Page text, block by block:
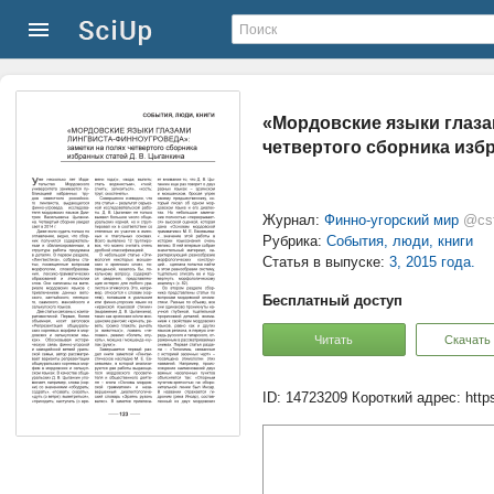
«Мордовские языки
четвертого сборника
Журнал: Финно-угорский мир
Рубрика: События, люди, книги
Статья в выпуске: 3, 2015 года.
Бесплатный доступ
Читать Скачать
ID: 14723209 Короткий адрес: